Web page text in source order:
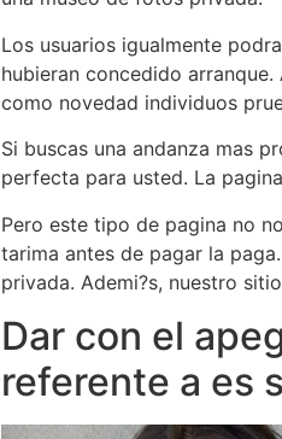
Los usuarios igualmente
hubieran concedido
como novedad individuos
Si buscas una andanza mas
perfecta para usted. La
Pero este tipo de pagina no
tarima antes de pagar la
privada. Ademi?s, nuestro
Dar con el
referente a es